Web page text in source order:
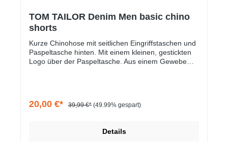
TOM TAILOR Denim Men basic chino
shorts
Kurze Chinohose mit seitlichen Eingriffstaschen und
Paspeltasche hinten. Mit einem kleinen, gestickten
Logo über der Paspeltasche. Aus einem Gewebe
20,00 €* 39,99 €* (49.99% gespart)
Details